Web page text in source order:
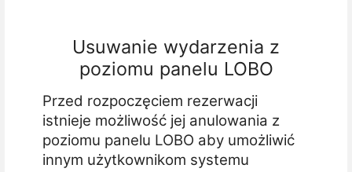
Usuwanie wydarzenia z
poziomu panelu LOBO
Przed rozpoczęciem rezerwacji
istnieje możliwość jej anulowania z
poziomu panelu LOBO aby umożliwić
innym użytkownikom systemu